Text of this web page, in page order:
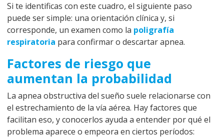
Si te identificas con este cuadro, el siguiente paso
puede ser simple: una orientación clínica y, si
corresponde, un examen como la poligrafía
respiratoria para confirmar o descartar apnea.
Factores de riesgo que
aumentan la probabilidad
La apnea obstructiva del sueño suele relacionarse con
el estrechamiento de la vía aérea. Hay factores que
facilitan eso, y conocerlos ayuda a entender por qué el
problema aparece o empeora en ciertos períodos: